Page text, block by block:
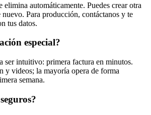
elimina automáticamente. Puedes crear otra
nuevo. Para producción, contáctanos y te
tus datos.
especial?
ser intuitivo: primera factura en minutos.
y videos; la mayoría opera de forma
semana.